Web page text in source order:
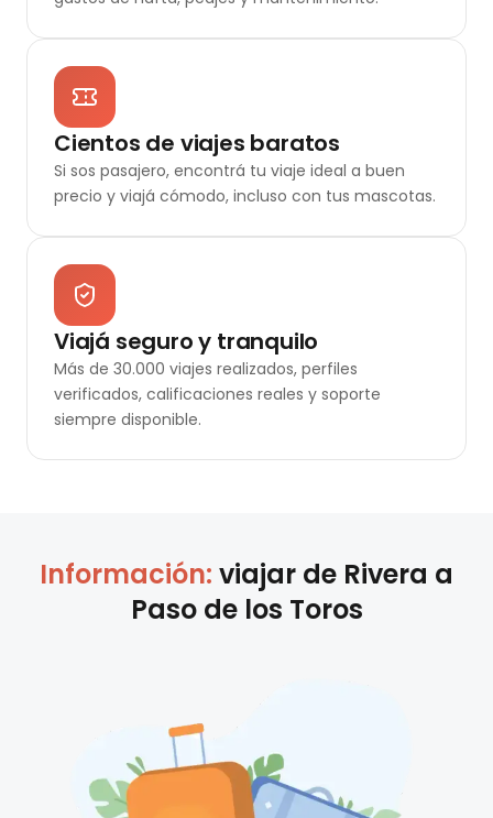
Cientos de viajes baratos
Si sos pasajero, encontrá tu viaje ideal a buen
precio y viajá cómodo, incluso con tus mascotas.
Viajá seguro y tranquilo
Más de 30.000 viajes realizados, perfiles
verificados, calificaciones reales y soporte
siempre disponible.
Información: viajar de Rivera a
Paso de los Toros